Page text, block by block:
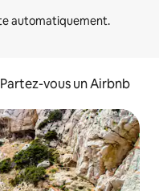
Partez-vous un Airbnb